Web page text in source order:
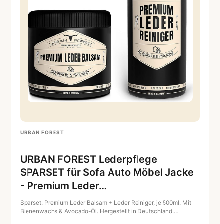
URBAN FOREST
URBAN FOREST Lederpflege
SPARSET für Sofa Auto Möbel Jacke
- Premium Leder…
Sparset: Premium Leder Balsam + Leder Reiniger, je 500ml. Mit
Bienenwachs & Avocado-Öl. Hergestellt in Deutschland.…